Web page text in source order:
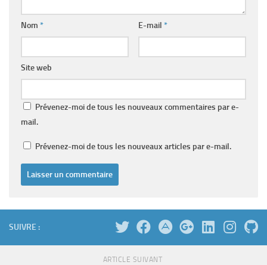
Nom * E-mail *
Site web
Prévenez-moi de tous les nouveaux commentaires par e-
mail.
Prévenez-moi de tous les nouveaux articles par e-mail.
SUIVRE :
ARTICLE SUIVANT